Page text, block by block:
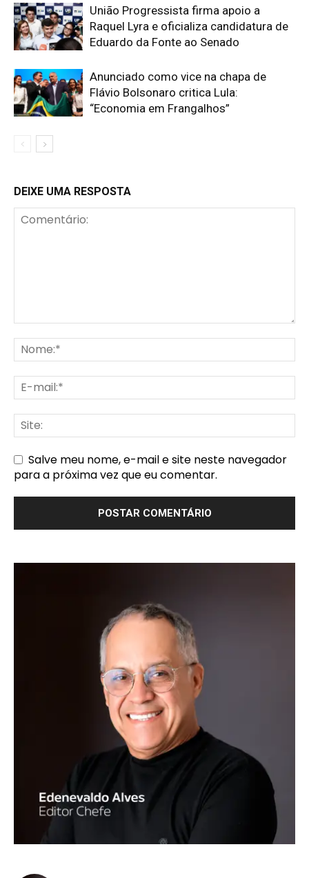
União Progressista firma apoio a
Raquel Lyra e oficializa candidatura de
Eduardo da Fonte ao Senado
Anunciado como vice na chapa de
Flávio Bolsonaro critica Lula:
“Economia em Frangalhos”
DEIXE UMA RESPOSTA
Salve meu nome, e-mail e site neste navegador
para a próxima vez que eu comentar.